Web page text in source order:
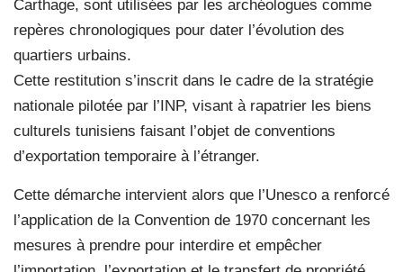
Carthage, sont utilisées par les archéologues comme
repères chronologiques pour dater l’évolution des
quartiers urbains.
Cette restitution s’inscrit dans le cadre de la stratégie
nationale pilotée par l’INP, visant à rapatrier les biens
culturels tunisiens faisant l’objet de conventions
d’exportation temporaire à l’étranger.
Cette démarche intervient alors que l’Unesco a renforcé
l’application de la Convention de 1970 concernant les
mesures à prendre pour interdire et empêcher